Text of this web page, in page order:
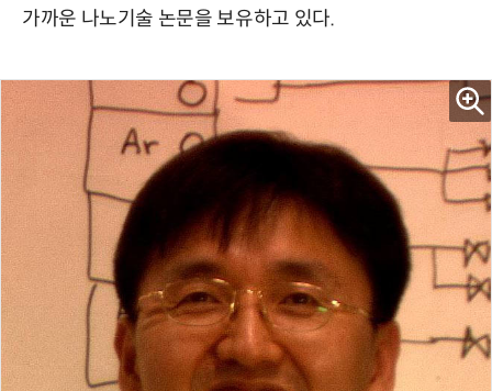
가까운 나노기술 논문을 보유하고 있다.